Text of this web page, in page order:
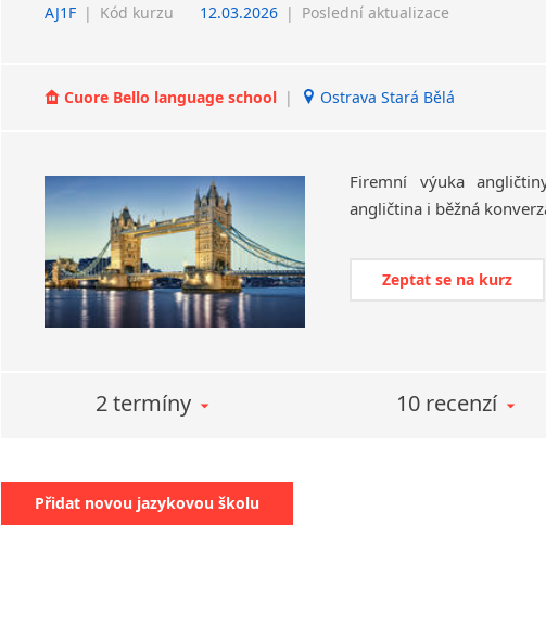
AJ1F | Kód kurzu 12.03.2026 | Poslední aktualizace
Cuore Bello language school | Ostrava Stará Bělá
Firemní výuka
angličtina i běžná
Zeptat se na kurz
2 termíny 10 recenzí
Přidat novou jazykovou školu